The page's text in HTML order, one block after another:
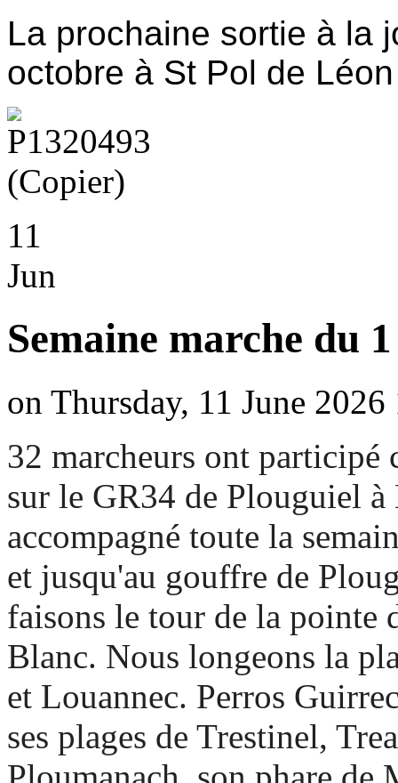
La prochaine sortie à la
octobre à St Pol de Léon
11
Jun
Semaine marche du
on Thursday, 11 June 2026
32 marcheurs ont participé
sur le GR34 de Plouguiel
accompagné toute la
et jusqu'au gouffre de
faisons le tour de la pointe
Blanc. Nous longeons la
et Louannec. Perros
ses plages de Trestinel,